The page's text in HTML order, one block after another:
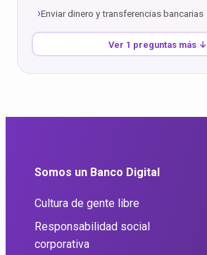
Enviar dinero y transferencias bancarias
Ver 1 preguntas más ↓
Somos un Banco Digital
Cultura de gente libre
Responsabilidad social
corporativa